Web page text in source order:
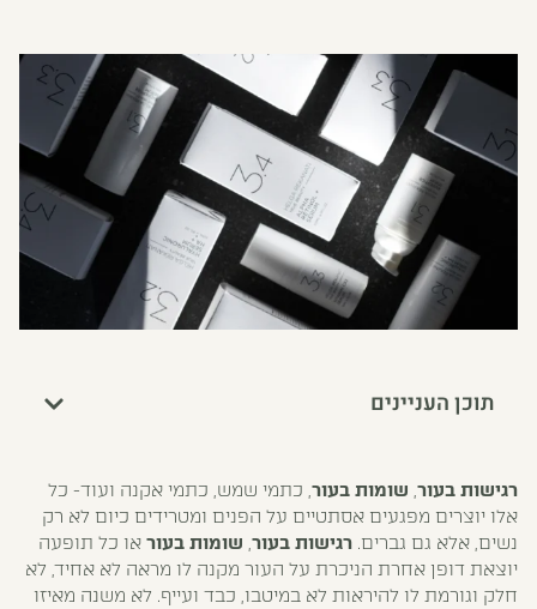
תוכן העניינים
רגישות בעור, שומות בעור, כתמי שמש, כתמי אקנה ועוד- כל
אלו יוצרים מפגעים אסתטיים על הפנים ומטרידים כיום לא רק
נשים, אלא גם גברים. רגישות בעור, שומות בעור או כל תופעה
יוצאת דופן אחרת הניכרת על העור מקנה לו מראה לא אחיד, לא
חלק וגורמת לו להיראות לא במיטבו, כבד ועייף. לא משנה מאיזו